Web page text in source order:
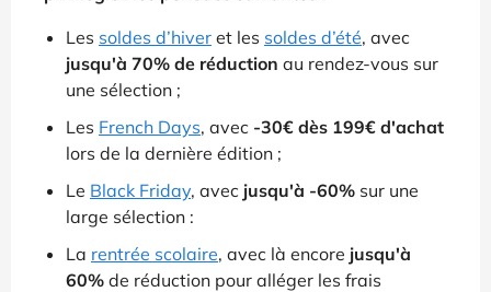
Les soldes d’hiver et les soldes d’été, avec
jusqu'à 70% de réduction au rendez-vous sur
une sélection ;
Les French Days, avec -30€ dès 199€ d'achat
lors de la dernière édition ;
Le Black Friday, avec jusqu'à -60% sur une
large sélection :
La rentrée scolaire, avec là encore jusqu'à
60% de réduction pour alléger les frais